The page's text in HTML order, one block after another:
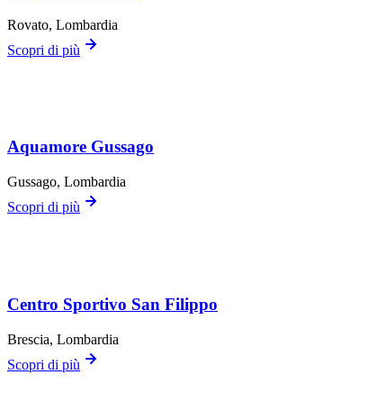
Rovato, Lombardia
Scopri di più
Aquamore Gussago
Gussago, Lombardia
Scopri di più
Centro Sportivo San Filippo
Brescia, Lombardia
Scopri di più